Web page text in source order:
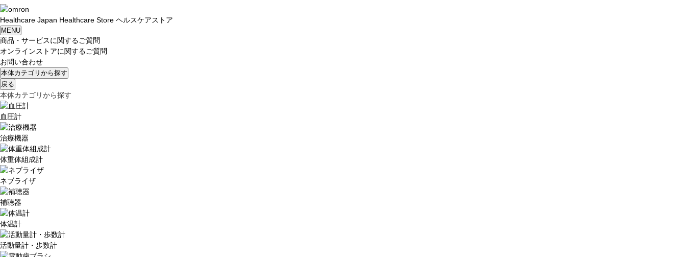
Healthcare Japan Healthcare Store ヘルスケアストア
MENU
商品・サービスに関するご質問
オンラインストアに関するご質問
お問い合わせ
本体カテゴリから探す
戻る
本体カテゴリから探す
血圧計
治療機器
体重体組成計
ネブライザ
補聴器
体温計
活動量計・歩数計